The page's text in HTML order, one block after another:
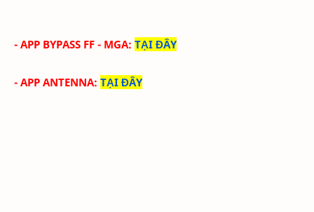
- APP BYPASS FF - MGA: TẠI ĐÂY
- APP ANTENNA: TẠI ĐÂY